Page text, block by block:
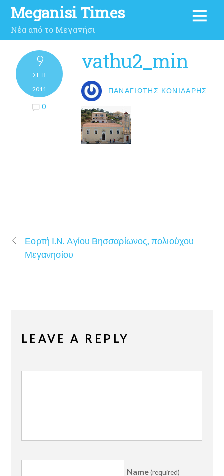
Meganisi Times
Νέα από το Μεγανήσι
9
ΣΕΠ
2011
0
vathu2_min
ΠΑΝΑΓΙΏΤΗΣ ΚΟΝΙΔΆΡΗΣ
Εορτή Ι.Ν. Αγίου Βησσαρίωνος, πολιούχου
Μεγανησίου
LEAVE A REPLY
Name(required)